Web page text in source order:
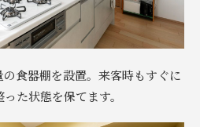
食器棚を設置。来客時もすぐに
た状態を保てます。